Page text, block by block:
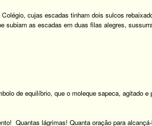
cujas escadas tinham dois sulcos
subiam as escadas em duas filas alegres,
de equilíbrio, que o moleque sapeca, agitado e
Quantas lágrimas! Quanta oração para